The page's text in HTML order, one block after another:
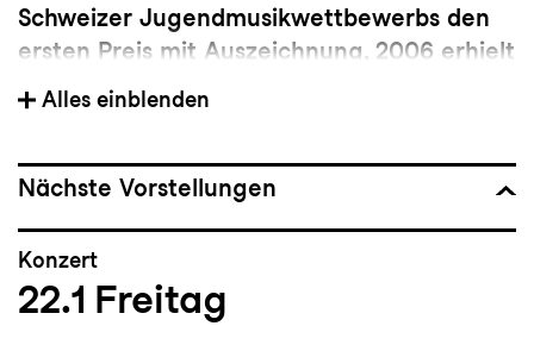
Schweizer Jugendmusikwettbewerbs den
ersten Preis mit Auszeichnung, 2006 erhielt
sie ein Vollstipendium der Friedl Wald
Stiftung. Meisterkurse besuchte sie u.a. bei
dem Leipziger Streichquartett. 2006 und
Academy mit zeitgenössischer Musik unter
Pierre Boulez zu hören und am Zermatt
Festival spielte sie 2011 und auch 2012
Alles einblenden
Nächste Vorstellungen
Konzert
22.1 Freitag